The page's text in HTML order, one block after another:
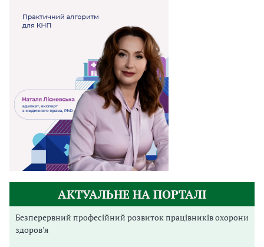
АКТУАЛЬНЕ НА ПОРТАЛІ
Безперервний професійний розвиток працівників охорони
здоров’я